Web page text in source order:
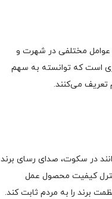
عوامل مختلفی در شهرت و
است که توانسته به سهم
تعریف می‌کنند.
در سکوت، صدای رسای برند
کیفیت محصول عمل
برند را به مردم ثابت کند.